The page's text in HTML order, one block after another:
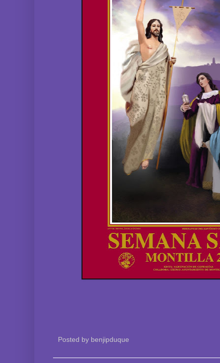
Posted by benjipduque